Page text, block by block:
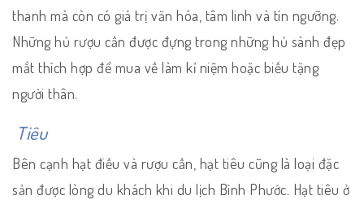
thanh mà còn có giá trị văn hóa, tâm linh và tín ngưỡng.
Những hủ rượu cần được đựng trong những hủ sành đẹp
mắt thích hợp để mua về làm kỉ niệm hoặc biếu tặng
người thân.
Tiêu
Bên cạnh hạt điều và rượu cần, hạt tiêu cũng là loại đặc
sản được lòng du khách khi du lịch Bình Phước. Hạt tiêu ở